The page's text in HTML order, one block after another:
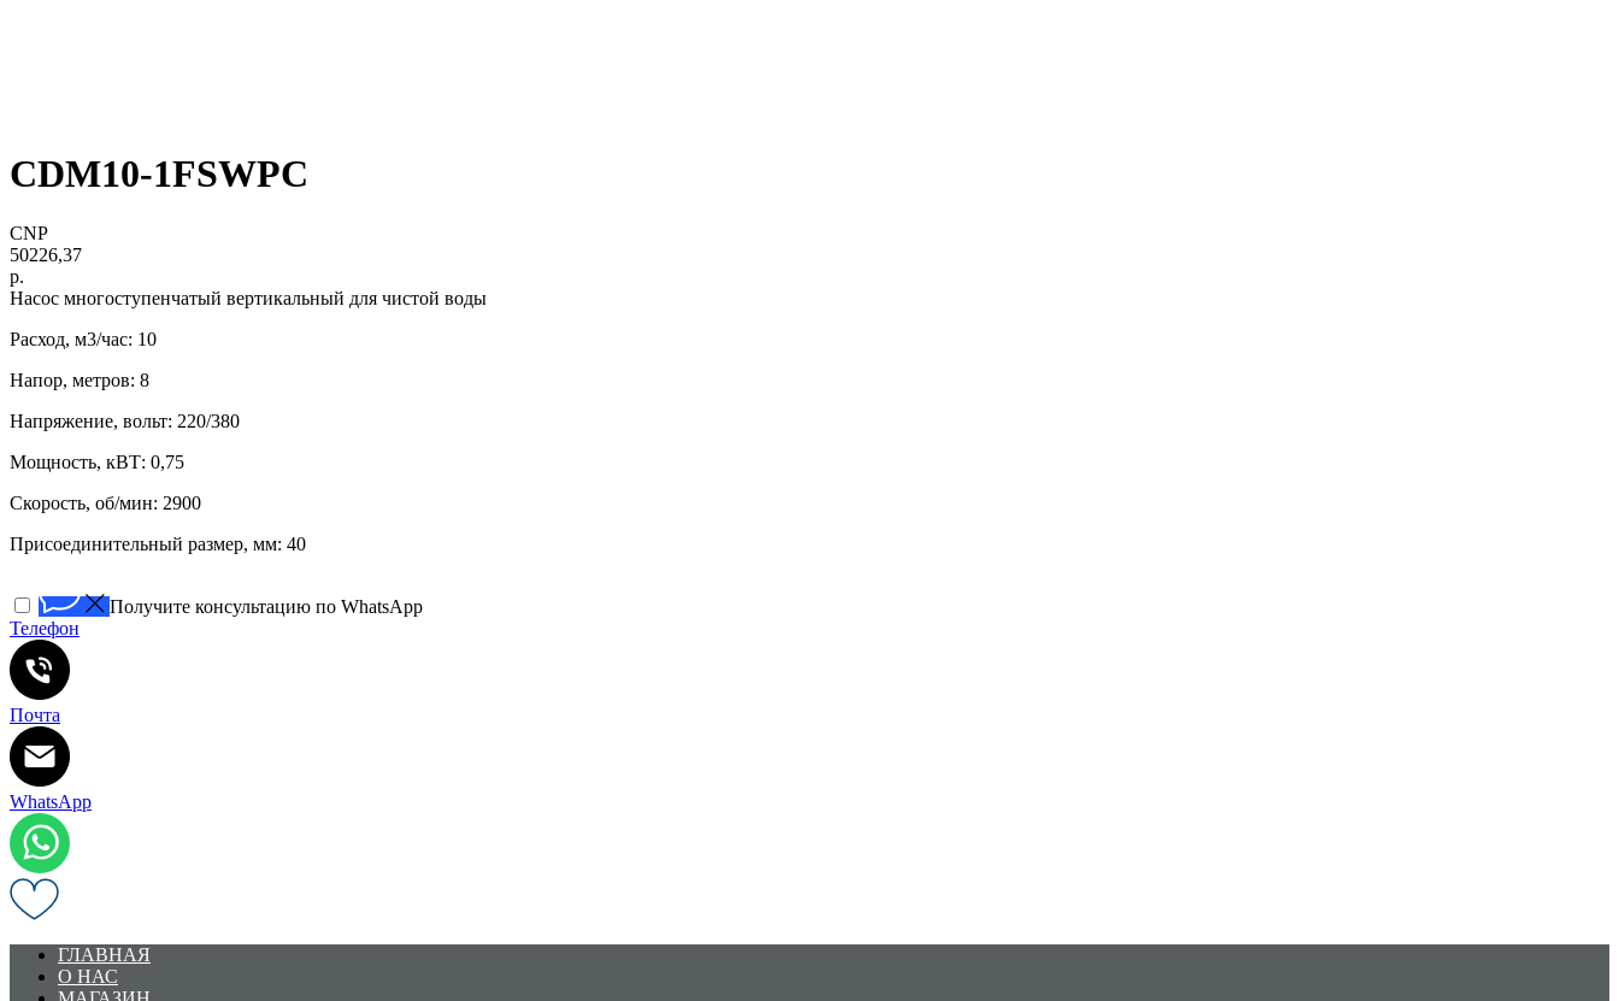
CDM10-1FSWPC
CNP
50226,37
р.
Нacоc многоступенчатый вертикaльный для чистoй воды
Расход, м3/час: 10
Напор, метров: 8
Напряжение, вольт: 220/380
Мощность, кВТ: 0,75
Скорость, об/мин: 2900
Присоединительный размер, мм: 40
Получите консультацию по WhatsApp
Телефон
Почта
WhatsApp
ГЛАВНАЯ
О НАС